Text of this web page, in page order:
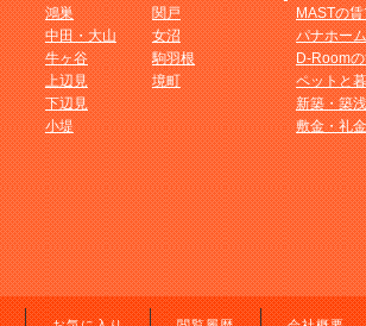
鴻巣
中田・大山
牛ヶ谷
上辺見
下辺見
小堤
関戸
女沼
駒羽根
境町
MASTの
パナホー
D-Room
ペットと
新築・築
敷金・礼